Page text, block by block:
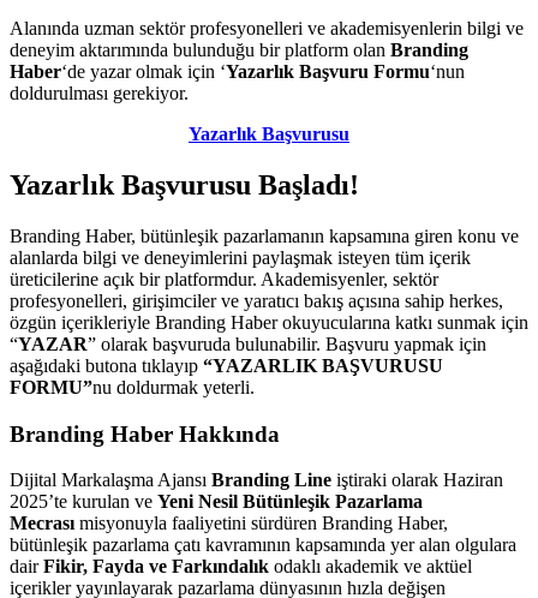
Alanında uzman sektör profesyonelleri ve akademisyenlerin bilgi ve
deneyim aktarımında bulunduğu bir platform olan Branding
Haber‘de yazar olmak için ‘Yazarlık Başvuru Formu‘nun
doldurulması gerekiyor.
Yazarlık Başvurusu
Yazarlık Başvurusu Başladı!
Branding Haber, bütünleşik pazarlamanın kapsamına giren konu ve
alanlarda bilgi ve deneyimlerini paylaşmak isteyen tüm içerik
üreticilerine açık bir platformdur. Akademisyenler, sektör
profesyonelleri, girişimciler ve yaratıcı bakış açısına sahip herkes,
özgün içerikleriyle Branding Haber okuyucularına katkı sunmak için
“YAZAR” olarak başvuruda bulunabilir. Başvuru yapmak için
aşağıdaki butona tıklayıp “YAZARLIK BAŞVURUSU
FORMU”nu doldurmak yeterli.
Branding Haber Hakkında
Dijital Markalaşma Ajansı Branding Line iştiraki olarak Haziran
2025’te kurulan ve Yeni Nesil Bütünleşik Pazarlama
Mecrası misyonuyla faaliyetini sürdüren Branding Haber,
bütünleşik pazarlama çatı kavramının kapsamında yer alan olgulara
dairFikir, Fayda ve Farkındalık odaklı akademik ve aktüel
içerikler yayınlayarak pazarlama dünyasının hızla değişen